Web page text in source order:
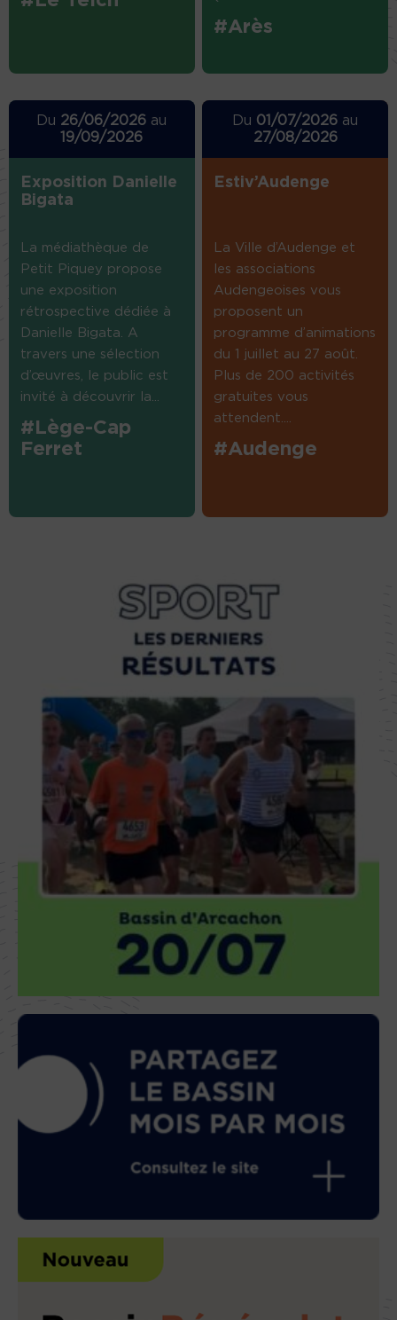
#Arès
Du 26/06/2026 au
19/09/2026
Exposition Danielle
Bigata
La médiathèque de
Petit Piquey propose
une exposition
rétrospective dédiée à
Danielle Bigata. A
travers une sélection
d’œuvres, le public est
invité à découvrir la...
#Lège-Cap
Ferret
Du 01/07/2026 au
27/08/2026
Estiv’Audenge
La Ville d’Audenge et
les associations
Audengeoises vous
proposent un
programme d’animations
du 1 juillet au 27 août.
Plus de 200 activités
gratuites vous
attendent....
#Audenge